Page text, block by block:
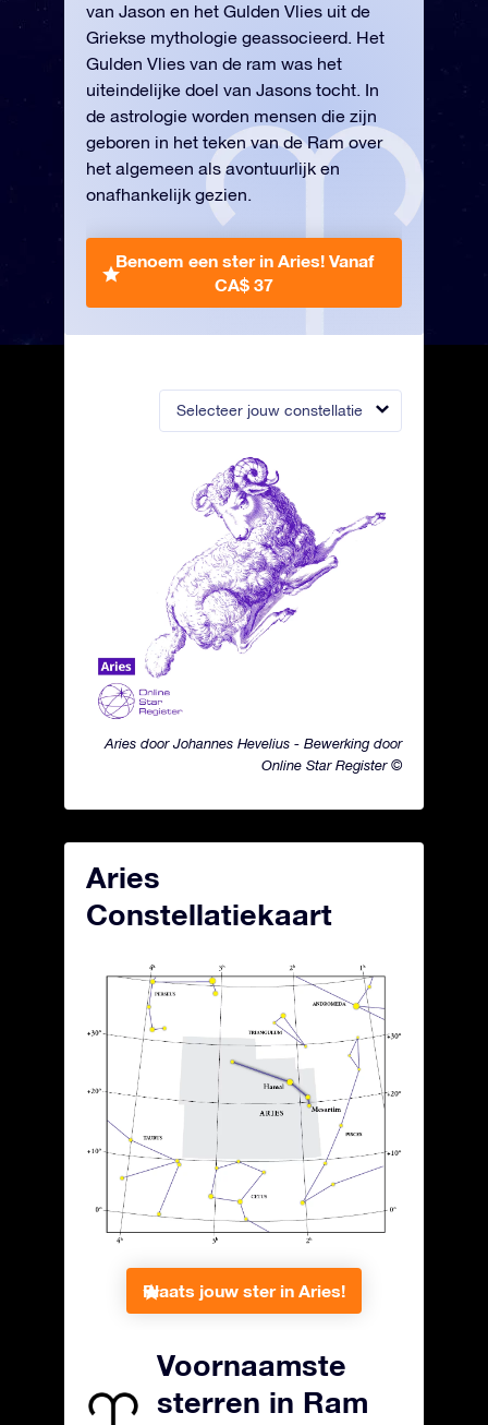
Selecteer jouw constellatie
Aries door Johannes Hevelius - Bewerking door
Online Star Register ©
van Jason en het Gulden Vlies uit de
Griekse mythologie geassocieerd. Het
Gulden Vlies van de ram was het
uiteindelijke doel van Jasons tocht. In
de astrologie worden mensen die zijn
geboren in het teken van de Ram over
het algemeen als avontuurlijk en
onafhankelijk gezien.
Benoem een ster in Aries! Vanaf
CA$ 37
Aries
Constellatiekaart
Plaats jouw ster in Aries!
Voornaamste
sterren in Ram